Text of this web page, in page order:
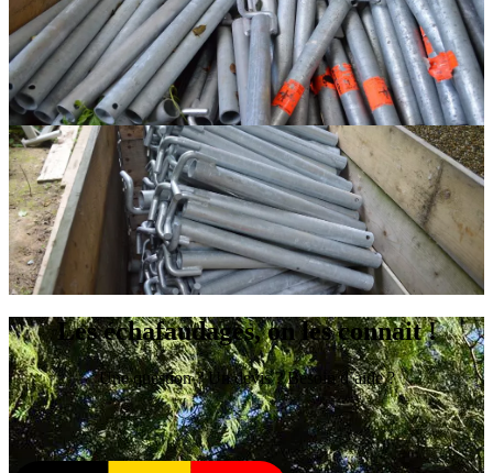
Les échafaudages, on les connait !
Une question ? Un devis ? Besoin d’aide ?